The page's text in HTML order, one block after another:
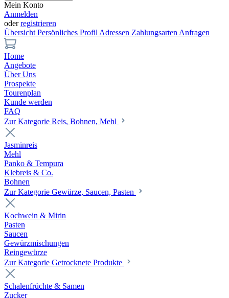
Mein Konto
Anmelden
oderregistrieren
Übersicht Persönliches Profil Adressen Zahlungsarten Anfragen
Home
Angebote
Über Uns
Prospekte
Tourenplan
Kunde werden
FAQ
Zur Kategorie Reis, Bohnen, Mehl
Jasminreis
Mehl
Panko & Tempura
Klebreis & Co.
Bohnen
Zur Kategorie Gewürze, Saucen, Pasten
Kochwein & Mirin
Pasten
Saucen
Gewürzmischungen
Reingewürze
Zur Kategorie Getrocknete Produkte
Schalenfrüchte & Samen
Zucker